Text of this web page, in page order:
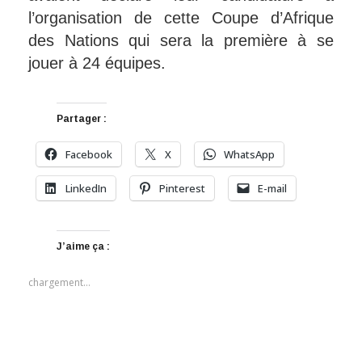
l’organisation de cette Coupe d’Afrique
des Nations qui sera la première à se
jouer à 24 équipes.
Partager :
Facebook X WhatsApp
LinkedIn Pinterest E-mail
J’aime ça :
chargement…